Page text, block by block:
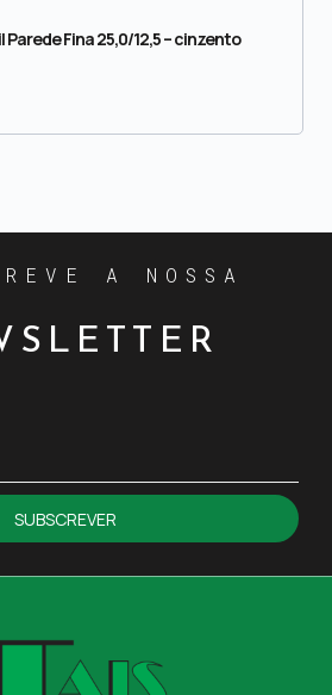
Fina 25,0/12,5 – cinzento
A NOSSA
SUBSCREVER